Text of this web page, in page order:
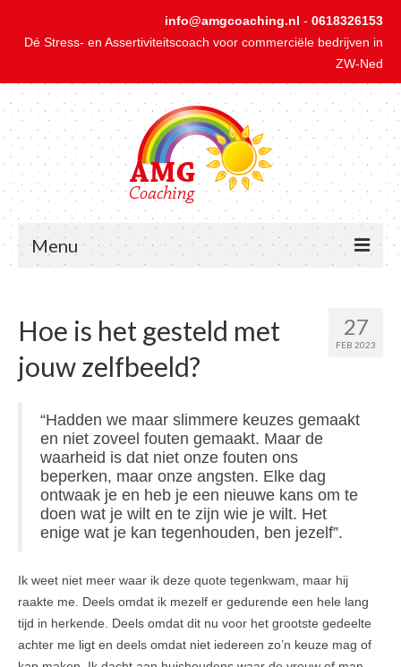
info@amgcoaching.nl - 0618326153
Dé Stress- en Assertiviteitscoach voor commerciële bedrijven in
ZW-Ned
Menu
1-op-1 Coaching bij Stress
1-op-1 Coaching bij Onzekerheid
Gratis Tips / Blogs
Gratis E-book Nee Zeggen
Aanbevelingen
Contact & Privacy
27
FEB 2023
Hoe is het gesteld met
jouw zelfbeeld?
“Hadden we maar slimmere keuzes gemaakt
en niet zoveel fouten gemaakt. Maar de
waarheid is dat niet onze fouten ons
beperken, maar onze angsten. Elke dag
ontwaak je en heb je een nieuwe kans om te
doen wat je wilt en te zijn wie je wilt. Het
enige wat je kan tegenhouden, ben jezelf”.
Ik weet niet meer waar ik deze quote tegenkwam, maar hij
raakte me. Deels omdat ik mezelf er gedurende een hele lang
tijd in herkende. Deels omdat dit nu voor het grootste gedeelte
achter me ligt en deels omdat niet iedereen zo’n keuze mag of